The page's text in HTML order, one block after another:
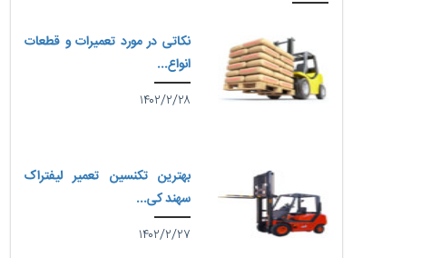
نکاتی در مورد تعمیرات و قطعات
انواع...
۱۴۰۲/۲/۲۸
بهترین تکنسین تعمیر لیفتراک
سهند کی...
۱۴۰۲/۲/۲۷